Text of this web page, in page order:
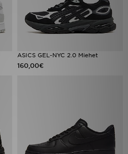
ASICS GEL-NYC 2.0 Miehet
160,00€